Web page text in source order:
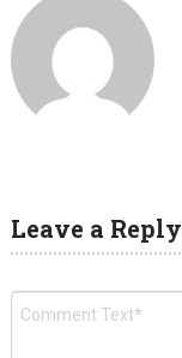
Leave a Reply